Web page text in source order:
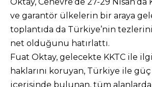
ve garantör ülkelerin bir araya
toplantıda da Türkiye’nin
net olduğunu hatırlattı.
Fuat Oktay, gelecekte KKTC ile
haklarını koruyan, Türkiye ile
içerisinde bulunan, tüm